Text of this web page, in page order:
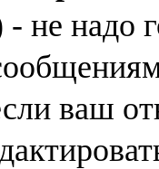
не надо
ваш